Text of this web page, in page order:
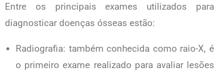
Entre os principais exames utilizados para
diagnosticar doenças ósseas estão:
Radiografia: também conhecida como raio-X, é
o primeiro exame realizado para avaliar lesões